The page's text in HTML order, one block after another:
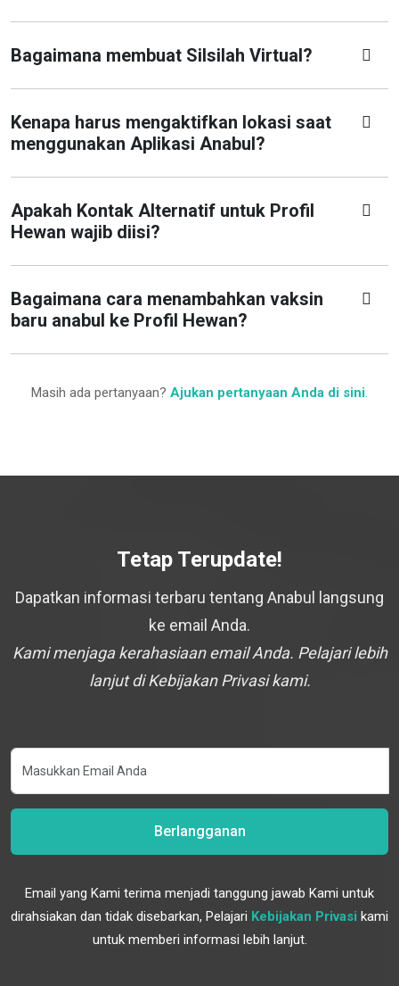
Bagaimana membuat Silsilah Virtual?
Kenapa harus mengaktifkan lokasi saat
menggunakan Aplikasi Anabul?
Apakah Kontak Alternatif untuk Profil
Hewan wajib diisi?
Bagaimana cara menambahkan vaksin
baru anabul ke Profil Hewan?
Masih ada pertanyaan? Ajukan pertanyaan Anda di sini.
Tetap Terupdate!
Dapatkan informasi terbaru tentang Anabul langsung
ke email Anda.
Kami menjaga kerahasiaan email Anda. Pelajari lebih
lanjut di Kebijakan Privasi kami.
Berlangganan
Email yang Kami terima menjadi tanggung jawab Kami untuk
dirahsiakan dan tidak disebarkan, Pelajari Kebijakan Privasi kami
untuk memberi informasi lebih lanjut.